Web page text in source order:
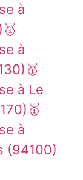
à
à
à Le
à
(94100)